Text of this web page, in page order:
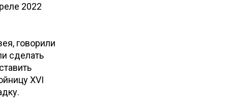
2022
говорили
сделать
XVI